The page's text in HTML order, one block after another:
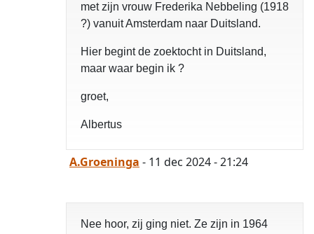
met zijn vrouw Frederika Nebbeling (1918
?) vanuit Amsterdam naar Duitsland.
Hier begint de zoektocht in Duitsland,
maar waar begin ik ?
groet,
Albertus
A.Groeninga - 11 dec 2024 - 21:24
Nee hoor, zij ging niet. Ze zijn in 1964